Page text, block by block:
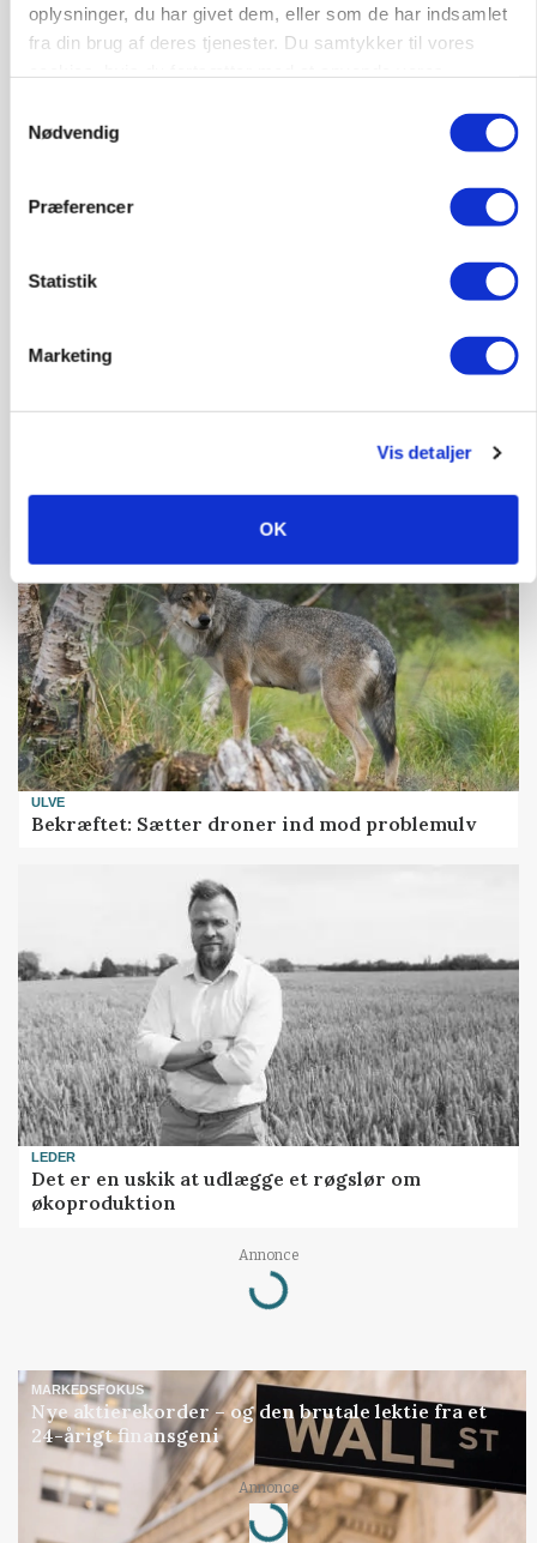
oplysninger, du har givet dem, eller som de har indsamlet
fra din brug af deres tjenester. Du samtykker til vores
Nødvendig
Præferencer
Statistik
Marketing
Vis detaljer
OK
Annonce
Loading...
Uændret notering: Spæde lyspunkter i fortsat
ULVE
Bekræftet: Sætter droner ind mod problemulv
LEDER
Det er en uskik at udlægge et røgslør om
økoproduktion
Annonce
Loading...
MARKEDSFOKUS
Nye aktierekorder – og den brutale lektie fra et
24-årigt finansgeni
Annonce
Loading...